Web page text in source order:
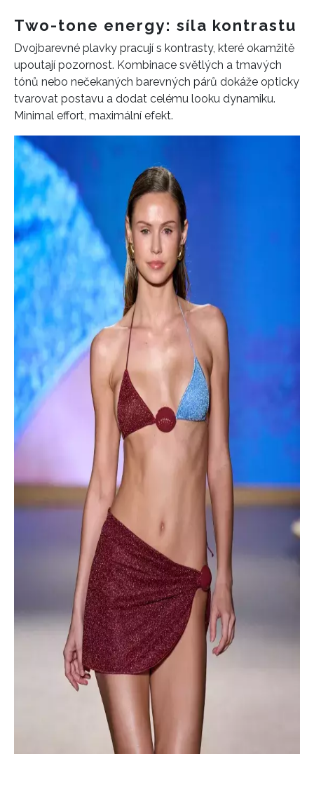
Two-tone energy: síla kontrastu
Dvojbarevné plavky pracují s kontrasty, které okamžitě
upoutají pozornost. Kombinace světlých a tmavých
tónů nebo nečekaných barevných párů dokáže opticky
tvarovat postavu a dodat celému looku dynamiku.
Minimal effort, maximální efekt.